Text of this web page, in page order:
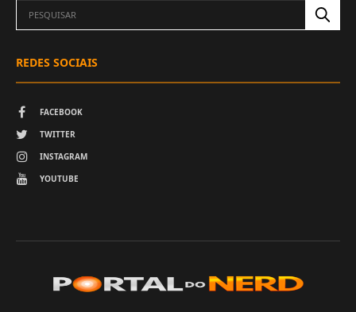
REDES SOCIAIS
FACEBOOK
TWITTER
INSTAGRAM
YOUTUBE